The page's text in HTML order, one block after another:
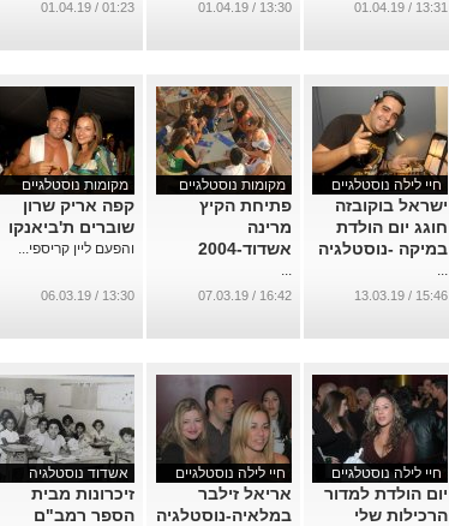
13:31 / 01.04.19
13:30 / 01.04.19
01:23 / 01.04.19
חיי לילה נוסטלגיים
ישראל בוקובזה
חוגג יום הולדת
במיקה -נוסטלגיה
...
15:46 / 13.03.19
מקומות נוסטלגיים
פתיחת הקיץ
מרינה
אשדוד-2004
...
16:42 / 07.03.19
מקומות נוסטלגיים
קפה אריק שרון
שוברים ת'ביאנקו
והפעם ליין קריספי...
13:30 / 06.03.19
חיי לילה נוסטלגיים
יום הולדת למדור
הרכילות שלי
חיי לילה נוסטלגיים
אריאל זילבר
במלאיה-נוסטלגיה
אשדוד נוסטלגיה
זיכרונות מבית
הספר רמב"ם